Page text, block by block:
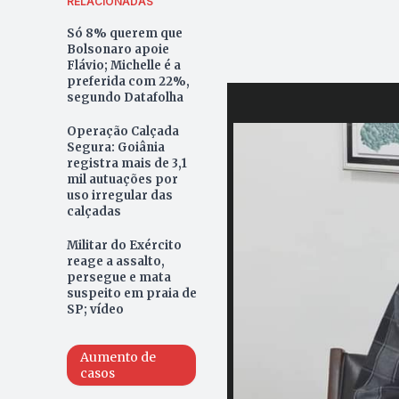
Só 8% querem que
Bolsonaro apoie
Flávio; Michelle é a
preferida com 22%,
segundo Datafolha
Operação Calçada
Segura: Goiânia
registra mais de 3,1
mil autuações por
uso irregular das
calçadas
Militar do Exército
reage a assalto,
persegue e mata
suspeito em praia de
SP; vídeo
Aumento de
casos